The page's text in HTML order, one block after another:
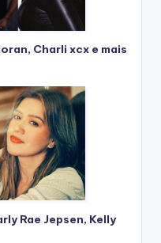
Charli xcx e mais
Rae Jepsen, Kelly